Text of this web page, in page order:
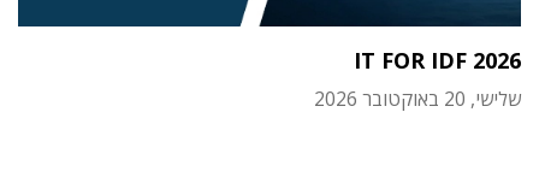
IT FOR IDF 2026
שלישי, 20 באוקטובר 2026